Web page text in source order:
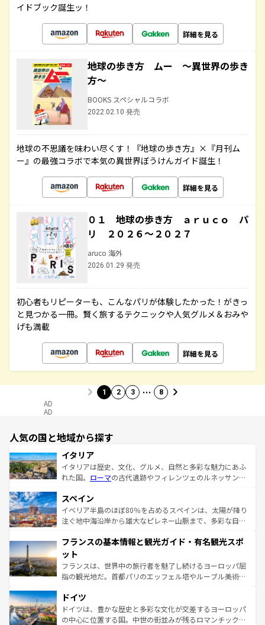
イドブック誕生ッ！
詳細を見る
地球の歩き方 ムー ～異世界の歩き
方～
BOOKS スペシャルコラボ
2022.02.10 発売
地球の不思議を味わい尽くす！『地球の歩き方』×『月刊ム
ー』の最強コラボで本気の異世界ぼうけんガイド誕生！
詳細を見る
０１ 地球の歩き方 ａｒｕｃｏ パ
リ ２０２６～２０２７
aruco 海外
2026.01.29 発売
初心者もリピーターも、こんなパリが体験したかった！がきっ
と見つかる一冊。賢く旅するテクニックや人気グルメ＆おみや
げも満載
詳細を見る
1 2 3 … 8
AD
AD
人気の国と地域から探す
イタリア
イタリアは歴史、文化、グルメ、自然と多彩な魅力にあふ
れた国。 ローマの古代遺跡やフィレンツェのルネッサンス
ろん、トスカーナの美しい田園風景やアマルフィ海岸の絶
景など、自然景観も見逃せない。観光の合間には、本場の
ピザやパスタなど、絶品のイタリア料理を堪能することも
ませてくれるイタリアで、忘れられない旅をしてみよう！
なお、新着のイタリア情報は
しい。
スペイン
イベリア半島のほぼ80％を占めるスペインは、太陽が降り
注ぐ地中海沿岸から雄大なピレネー山脈まで、多彩な自然
文化が根付くこの国では、情熱的なフラメンコ、熱気あふ
れる闘牛、そして美味しいタパスが生活の一部となってい
る。首都マドリードの洗練された雰囲気や、バルセロナの
アートに溢れた街角から、地方では古代ローマ遺跡や中世
せる。地方によって風土や気候が異なるスペインはその個
性で訪れる人を魅了する。 なお、新着のスペイン情報は コ
ンテンツ一覧を参照してほしい。
フランスの基本情報と観光ガイド・有名観光スポ
ット
フランスは、世界中の旅行者を魅了し続けるヨーロッパ屈
指の観光地だ。首都パリのエッフェル塔やルーブル美術館
で、幅広い魅力が詰まっている。華麗な宮殿、歴史的な大
聖堂、美しいビーチ、そして豊かな自然が、訪れる者を心
から魅了する。また、フランスは美食の国としても知ら
ドイツ
ドイツは、豊かな歴史と多彩な文化が交差するヨーロッパ
の中心に位置する国。中世の街並みが残るロマンチック街